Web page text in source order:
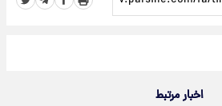
اخبار مرتبط